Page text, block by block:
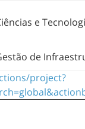
e
de
project?